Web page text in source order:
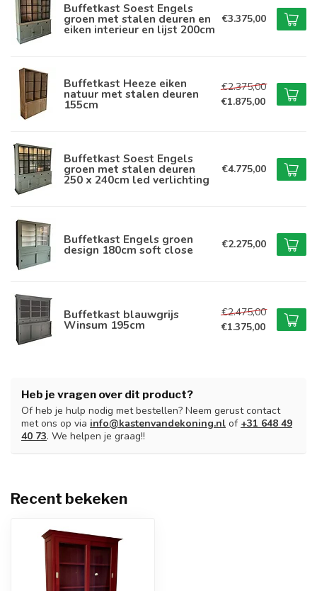
Buffetkast Soest Engels
groen met stalen deuren en
eiken interieur en lijst 200cm
€3.375,00
Buffetkast Heeze eiken
natuur met stalen deuren
155cm
€2.375,00
€1.875,00
Buffetkast Soest Engels
groen met stalen deuren
250 x 240cm led verlichting
€4.775,00
Buffetkast Engels groen
design 180cm soft close €2.275,00
Buffetkast blauwgrijs
Winsum 195cm
€2.475,00
€1.375,00
Heb je vragen over dit product?
Of heb je hulp nodig met bestellen? Neem gerust contact
met ons op via info@kastenvandekoning.nl of +31 648 49
40 73. We helpen je graag!!
Recent bekeken